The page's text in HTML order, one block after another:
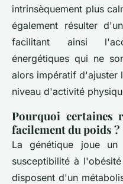
intrinsèquement plus
également résulter
facilitant ainsi
énergétiques qui ne
alors impératif d'ajuster
niveau d'activité
Pourquoi certaines
facilement du poids ?
La génétique joue
susceptibilité à
disposent d'un